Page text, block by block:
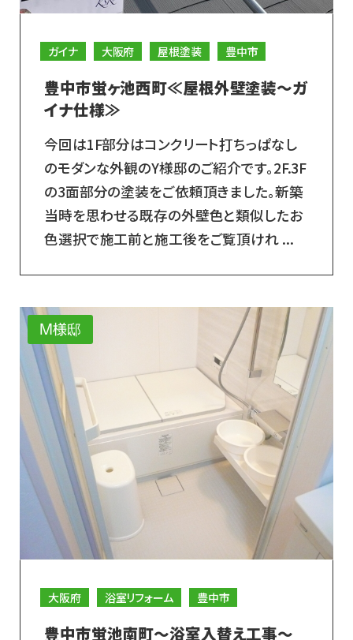
ガイナ 大阪府 屋根塗装 豊中市
豊中市蛍ヶ池西町≪屋根外壁塗装～ガ
イナ仕様≫
今回は1F部分はコンクリート打ちっぱなし
のモダンな外観のY様邸のご紹介です。2F.3F
の3面部分の塗装をご依頼頂きました。新築
当時を思わせる既存の外壁色と類似したお
色選択で施工前と施工後をご覧頂けれ ...
M様邸
大阪府 浴室リフォーム 豊中市
豊中市蛍池南町～浴室入替え工事～